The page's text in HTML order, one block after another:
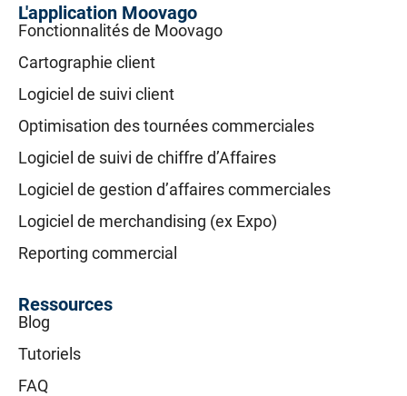
L'application Moovago
Fonctionnalités de Moovago
Cartographie client
Logiciel de suivi client
Optimisation des tournées commerciales
Logiciel de suivi de chiffre d’Affaires
Logiciel de gestion d’affaires commerciales
Logiciel de merchandising (ex Expo)
Reporting commercial
Ressources
Blog
Tutoriels
FAQ